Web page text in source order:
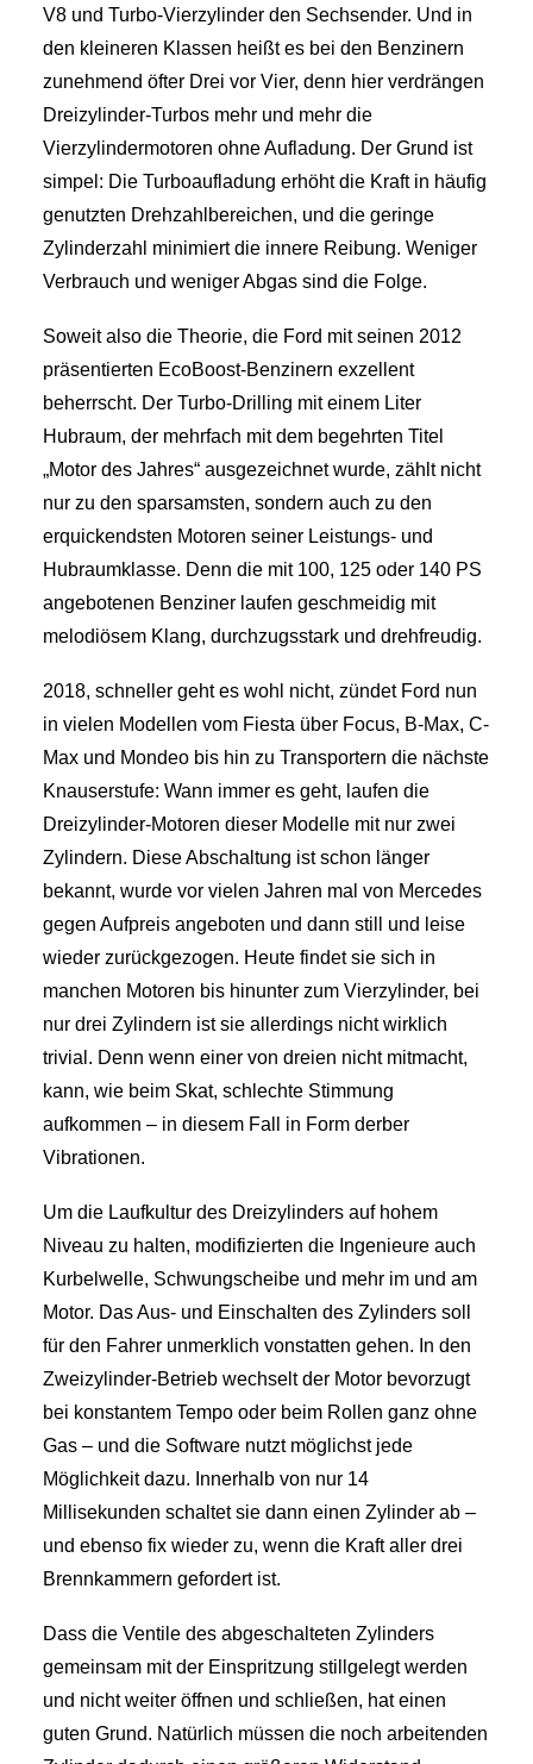
V8 und Turbo-Vierzylinder den Sechsender. Und in
den kleineren Klassen heißt es bei den Benzinern
zunehmend öfter Drei vor Vier, denn hier verdrängen
Dreizylinder-Turbos mehr und mehr die
Vierzylindermotoren ohne Aufladung. Der Grund ist
simpel: Die Turboaufladung erhöht die Kraft in häufig
genutzten Drehzahlbereichen, und die geringe
Zylinderzahl minimiert die innere Reibung. Weniger
Verbrauch und weniger Abgas sind die Folge.
Soweit also die Theorie, die Ford mit seinen 2012
präsentierten EcoBoost-Benzinern exzellent
beherrscht. Der Turbo-Drilling mit einem Liter
Hubraum, der mehrfach mit dem begehrten Titel
„Motor des Jahres“ ausgezeichnet wurde, zählt nicht
nur zu den sparsamsten, sondern auch zu den
erquickendsten Motoren seiner Leistungs- und
Hubraumklasse. Denn die mit 100, 125 oder 140 PS
angebotenen Benziner laufen geschmeidig mit
melodiösem Klang, durchzugsstark und drehfreudig.
2018, schneller geht es wohl nicht, zündet Ford nun
in vielen Modellen vom Fiesta über Focus, B-Max, C-
Max und Mondeo bis hin zu Transportern die nächste
Knauserstufe: Wann immer es geht, laufen die
Dreizylinder-Motoren dieser Modelle mit nur zwei
Zylindern. Diese Abschaltung ist schon länger
bekannt, wurde vor vielen Jahren mal von Mercedes
gegen Aufpreis angeboten und dann still und leise
wieder zurückgezogen. Heute findet sie sich in
manchen Motoren bis hinunter zum Vierzylinder, bei
nur drei Zylindern ist sie allerdings nicht wirklich
trivial. Denn wenn einer von dreien nicht mitmacht,
kann, wie beim Skat, schlechte Stimmung
aufkommen – in diesem Fall in Form derber
Vibrationen.
Um die Laufkultur des Dreizylinders auf hohem
Niveau zu halten, modifizierten die Ingenieure auch
Kurbelwelle, Schwungscheibe und mehr im und am
Motor. Das Aus- und Einschalten des Zylinders soll
für den Fahrer unmerklich vonstatten gehen. In den
Zweizylinder-Betrieb wechselt der Motor bevorzugt
bei konstantem Tempo oder beim Rollen ganz ohne
Gas – und die Software nutzt möglichst jede
Möglichkeit dazu. Innerhalb von nur 14
Millisekunden schaltet sie dann einen Zylinder ab –
und ebenso fix wieder zu, wenn die Kraft aller drei
Brennkammern gefordert ist.
Dass die Ventile des abgeschalteten Zylinders
gemeinsam mit der Einspritzung stillgelegt werden
und nicht weiter öffnen und schließen, hat einen
guten Grund. Natürlich müssen die noch arbeitenden